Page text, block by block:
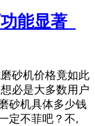
能显著_
砂机价格竟如此
必是大多数用户
砂机具体多少钱
定不菲吧？不,